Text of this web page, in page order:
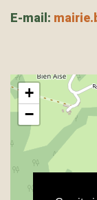
E-mail:
+
−